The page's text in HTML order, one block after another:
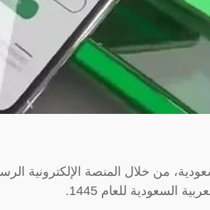
من خلال المنصة الإلكترونية
السعودية للعام 1445.